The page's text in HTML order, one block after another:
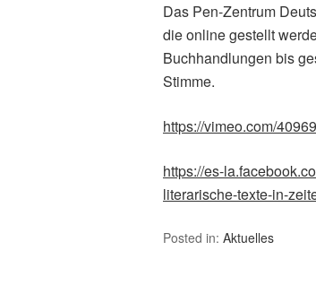
Das Pen-Zentrum
die online gestellt
Buchhandlungen bis
Stimme.
https://vimeo.com/
https://es-
literarische-texte-in-
Posted in: Aktuelles